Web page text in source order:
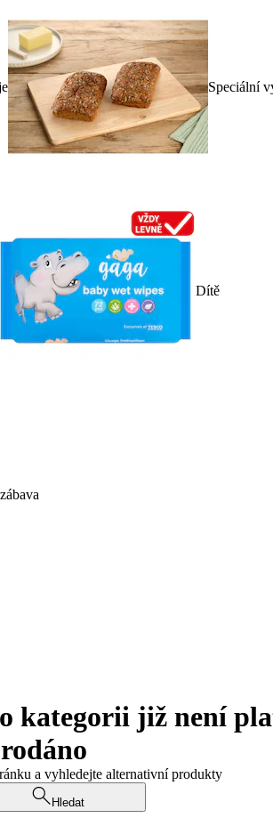
Speciální
Dítě
kategorii již není
a vyhledejte alternativní produkty
Hledat